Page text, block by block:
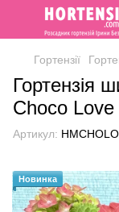
Гортензії
Гортензія
Choco
Артикул:
Новинка